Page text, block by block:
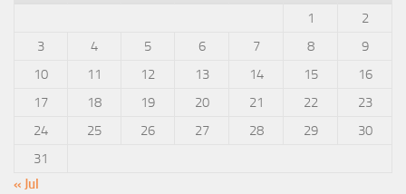
1
2
3
4 5 6 7 8
9
10
11 12 13 14 15
16
17
18 19 20 21 22
23
24
25 26 27 28 29
30
31
« Jul